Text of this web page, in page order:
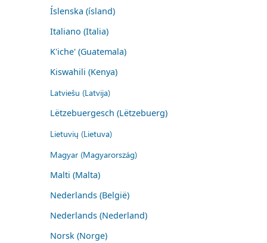
Íslenska (ísland)
Italiano (Italia)
K'iche' (Guatemala)
Kiswahili (Kenya)
Latviešu (Latvija)
Lëtzebuergesch (Lëtzebuerg)
Lietuvių (Lietuva)
Magyar (Magyarország)
Malti (Malta)
Nederlands (België)
Nederlands (Nederland)
Norsk (Norge)